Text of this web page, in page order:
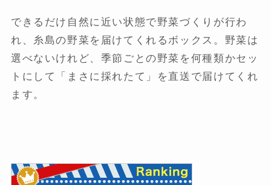
できるだけ自然に近い状態で野菜づくりが行わ
れ、糸島の野菜を届けてくれるボックス。野菜は
選べないけれど、季節ごとの野菜を何種類かセッ
トにして「まさに採れたて」を直送で届けてくれ
ます。